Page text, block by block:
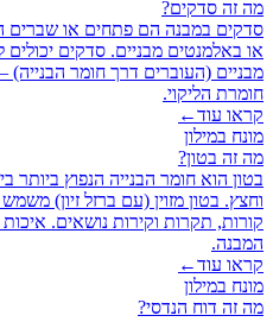
מה זה סדקים?
סדקים במבנה הם פתחים או שברים
או באלמנטים מבניים. סדקים
מבניים (העוברים דרך חומר
חומרת הליקוי.
קראו עוד←
מונח במילון
מה זה בטון?
בטון הוא חומר הבנייה הנפוץ
וחצץ. בטון מזוין (עם ברזל זיון)
קורות, תקרות וקירות נושאים. איכות
המבנה.
קראו עוד←
מונח במילון
מה זה דוח הנדסי?